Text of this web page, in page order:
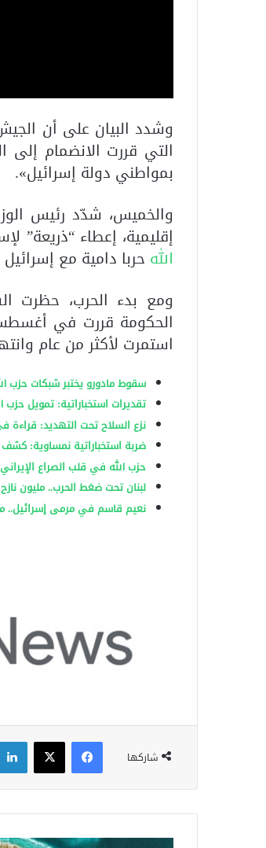
وشدد البيان على أن
التي قررت الانضمام إلى
بمواطني دولة إسرائيل».
والخميس، شدّد رئيس
إقليمية، إعطاء “ذريعة”
الله حربا دامية مع
ومع بدء الحرب، حظرت
الحكومة قررت في
استمرت لأكثر من عام
سقوط مادورو يختبر شبكات حزب
تقديرات استخباراتية: تمويل
نزع السلاح تحت التهديد:
ضربة استخباراتية نمساوية: كشف
حزب الله في قلب الصراع
لبنان تحت ضغط الحرب.. مليون
نعيم قاسم في مرمى إسرائيل..
شاركها
فيسبوك ‫X